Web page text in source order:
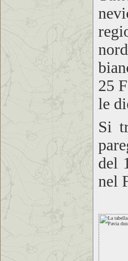
25
le
Si
del
nel